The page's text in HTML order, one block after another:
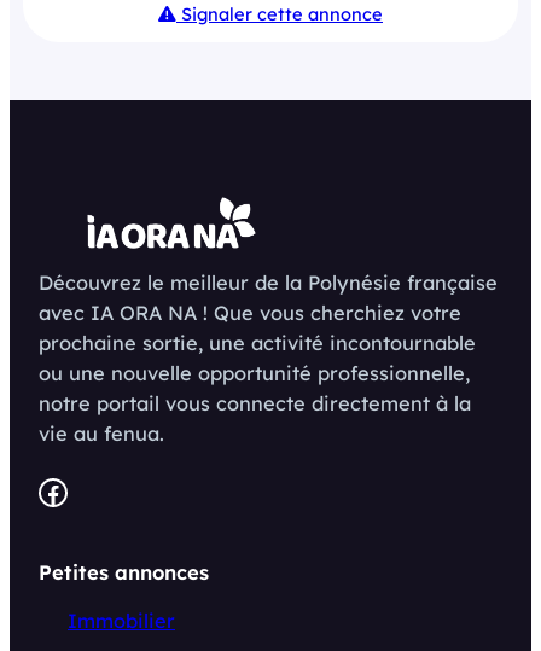
Signaler cette annonce
Découvrez le meilleur de la Polynésie française
avec IA ORA NA ! Que vous cherchiez votre
prochaine sortie, une activité incontournable
ou une nouvelle opportunité professionnelle,
notre portail vous connecte directement à la
vie au fenua.
Facebook
Petites annonces
Immobilier